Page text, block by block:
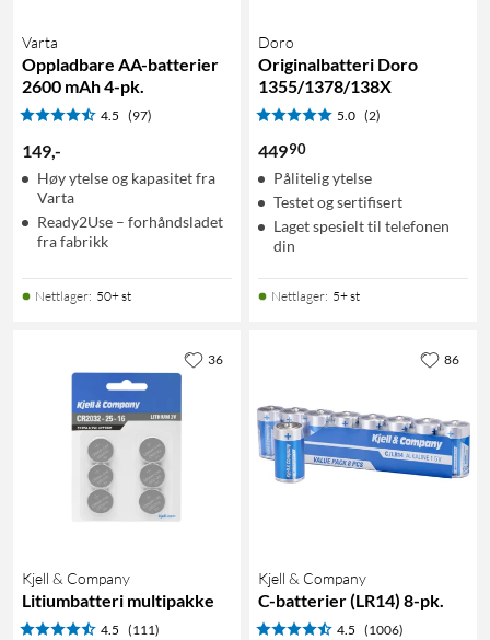
Varta
Oppladbare AA-batterier
2600 mAh 4-pk.
4.5 (97)
149,-
Høy ytelse og kapasitet fra
Varta
Ready2Use – forhåndsladet
fra fabrikk
Nettlager: 50+ st
Doro
Originalbatteri Doro
1355/1378/138X
5.0 (2)
44990
Pålitelig ytelse
Testet og sertifisert
Laget spesielt til telefonen
din
Nettlager: 5+ st
Kjell & Company
Litiumbatteri multipakke
4.5 (111)
36
Kjell & Company
C-batterier (LR14) 8-pk.
4.5 (1006)
86